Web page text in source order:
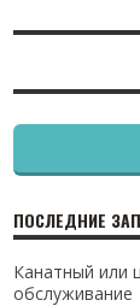
ПОСЛЕДНИЕ
Канатный или
обслуживание